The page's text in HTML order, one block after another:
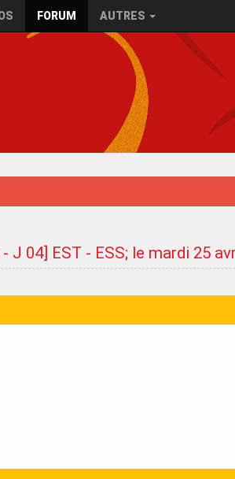
FORUM AUTRES
J 04] EST - ESS; le mardi 25